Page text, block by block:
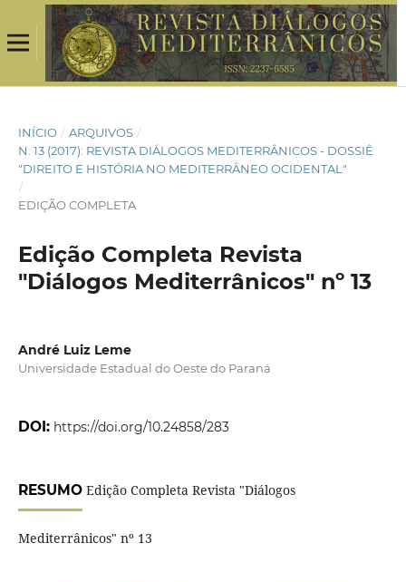
INÍCIO / ARQUIVOS /
N. 13 (2017): REVISTA DIÁLOGOS MEDITERRÂNICOS - DOSSIÊ
"DIREITO E HISTÓRIA NO MEDITERRÂNEO OCIDENTAL"
/
EDIÇÃO COMPLETA
Edição Completa Revista
"Diálogos Mediterrânicos" nº 13
André Luiz Leme
Universidade Estadual do Oeste do Paraná
DOI: https://doi.org/10.24858/283
RESUMOEdição Completa Revista "Diálogos
Mediterrânicos" nº 13